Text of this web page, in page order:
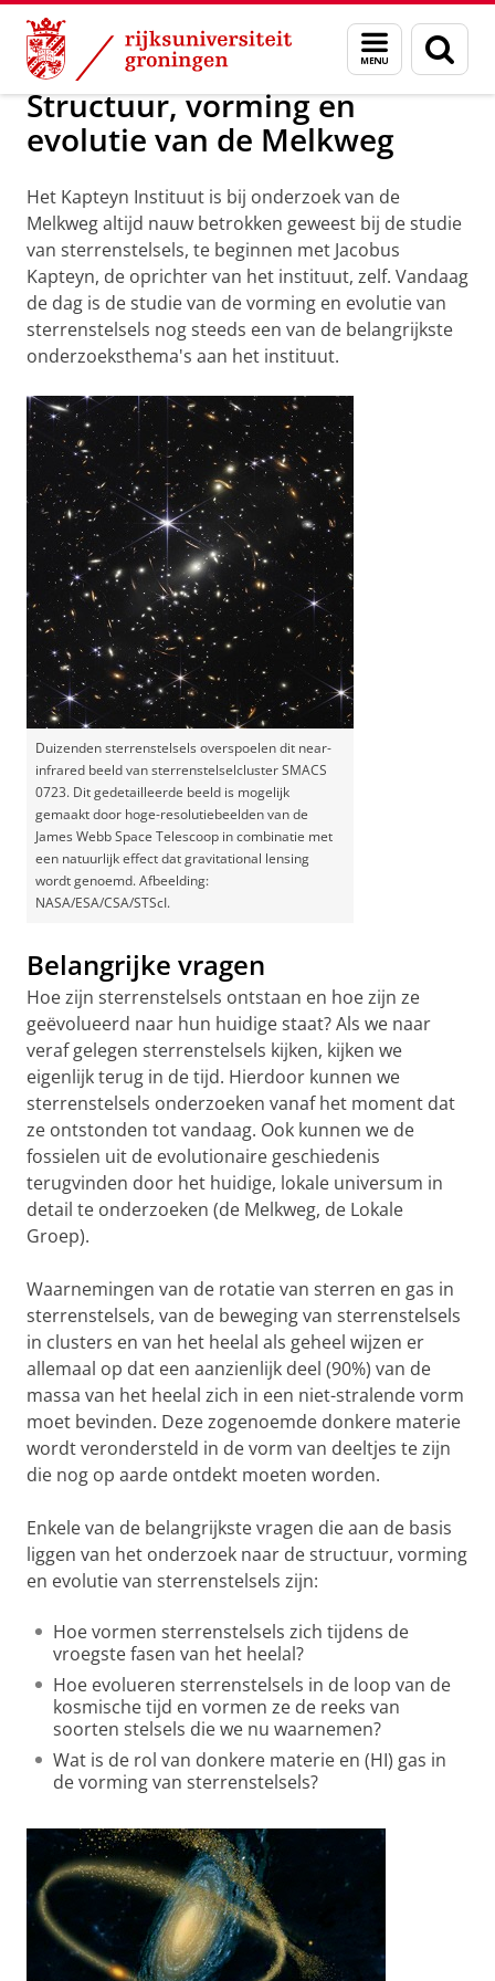
Skip
Content
Skip
Navigation
Menu
en
zoeken
Onderzoek Onderzoeksgebieden
Structuur, vorming en
evolutie van de Melkweg
Het Kapteyn Instituut is bij onderzoek van de
Melkweg altijd nauw betrokken geweest bij de studie
van sterrenstelsels, te beginnen met Jacobus
Kapteyn, de oprichter van het instituut, zelf. Vandaag
de dag is de studie van de vorming en evolutie van
sterrenstelsels nog steeds een van de belangrijkste
onderzoeksthema's aan het instituut.
Duizenden sterrenstelsels overspoelen dit near-
infrared beeld van sterrenstelselcluster SMACS
0723. Dit gedetailleerde beeld is mogelijk
gemaakt door hoge-resolutiebeelden van de
James Webb Space Telescoop in combinatie met
een natuurlijk effect dat gravitational lensing
wordt genoemd. Afbeelding:
NASA/ESA/CSA/STScI.
Belangrijke vragen
Hoe zijn sterrenstelsels ontstaan en hoe zijn ze
geëvolueerd naar hun huidige staat? Als we naar
veraf gelegen sterrenstelsels kijken, kijken we
eigenlijk terug in de tijd. Hierdoor kunnen we
sterrenstelsels onderzoeken vanaf het moment dat
ze ontstonden tot vandaag. Ook kunnen we de
fossielen uit de evolutionaire geschiedenis
terugvinden door het huidige, lokale universum in
detail te onderzoeken (de Melkweg, de Lokale
Groep).
Waarnemingen van de rotatie van sterren en gas in
sterrenstelsels, van de beweging van sterrenstelsels
in clusters en van het heelal als geheel wijzen er
allemaal op dat een aanzienlijk deel (90%) van de
massa van het heelal zich in een niet-stralende vorm
moet bevinden. Deze zogenoemde donkere materie
wordt verondersteld in de vorm van deeltjes te zijn
die nog op aarde ontdekt moeten worden.
Enkele van de belangrijkste vragen die aan de basis
liggen van het onderzoek naar de structuur, vorming
en evolutie van sterrenstelsels zijn:
Hoe vormen sterrenstelsels zich tijdens de
vroegste fasen van het heelal?
Hoe evolueren sterrenstelsels in de loop van de
kosmische tijd en vormen ze de reeks van
soorten stelsels die we nu waarnemen?
Wat is de rol van donkere materie en (HI) gas in
de vorming van sterrenstelsels?